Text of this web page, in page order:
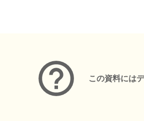
この資料には